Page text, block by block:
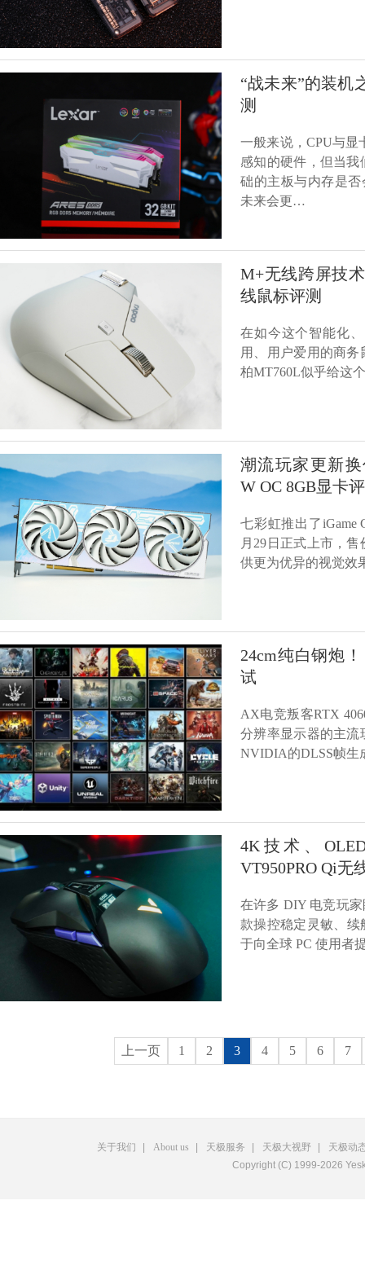
“战未来”的装机
测
一般来说，CPU与显
感知的硬件，但当
础的主板与内存是
未来会更…
M+无线跨屏技
线鼠标评测
在如今这个智能化
用、用户爱用的商
柏MT760L似乎给这
潮流玩家更新换
W OC 8GB显卡
七彩虹推出了iGame
月29日正式上市，
供更为优异的视觉效
24cm纯白钢炮
试
AX电竞叛客RTX
分辨率显示器的主流
NVIDIA的DLSS帧生
4K技术、
VT950PRO Qi无
在许多 DIY 电竞玩
款操控稳定灵敏、续
于向全球 PC 使用者
上一页 1 2 3 4 5 6 7
关于我们 About us 天极服务 天极大视野
天极动
Copyright (C) 1999-2026